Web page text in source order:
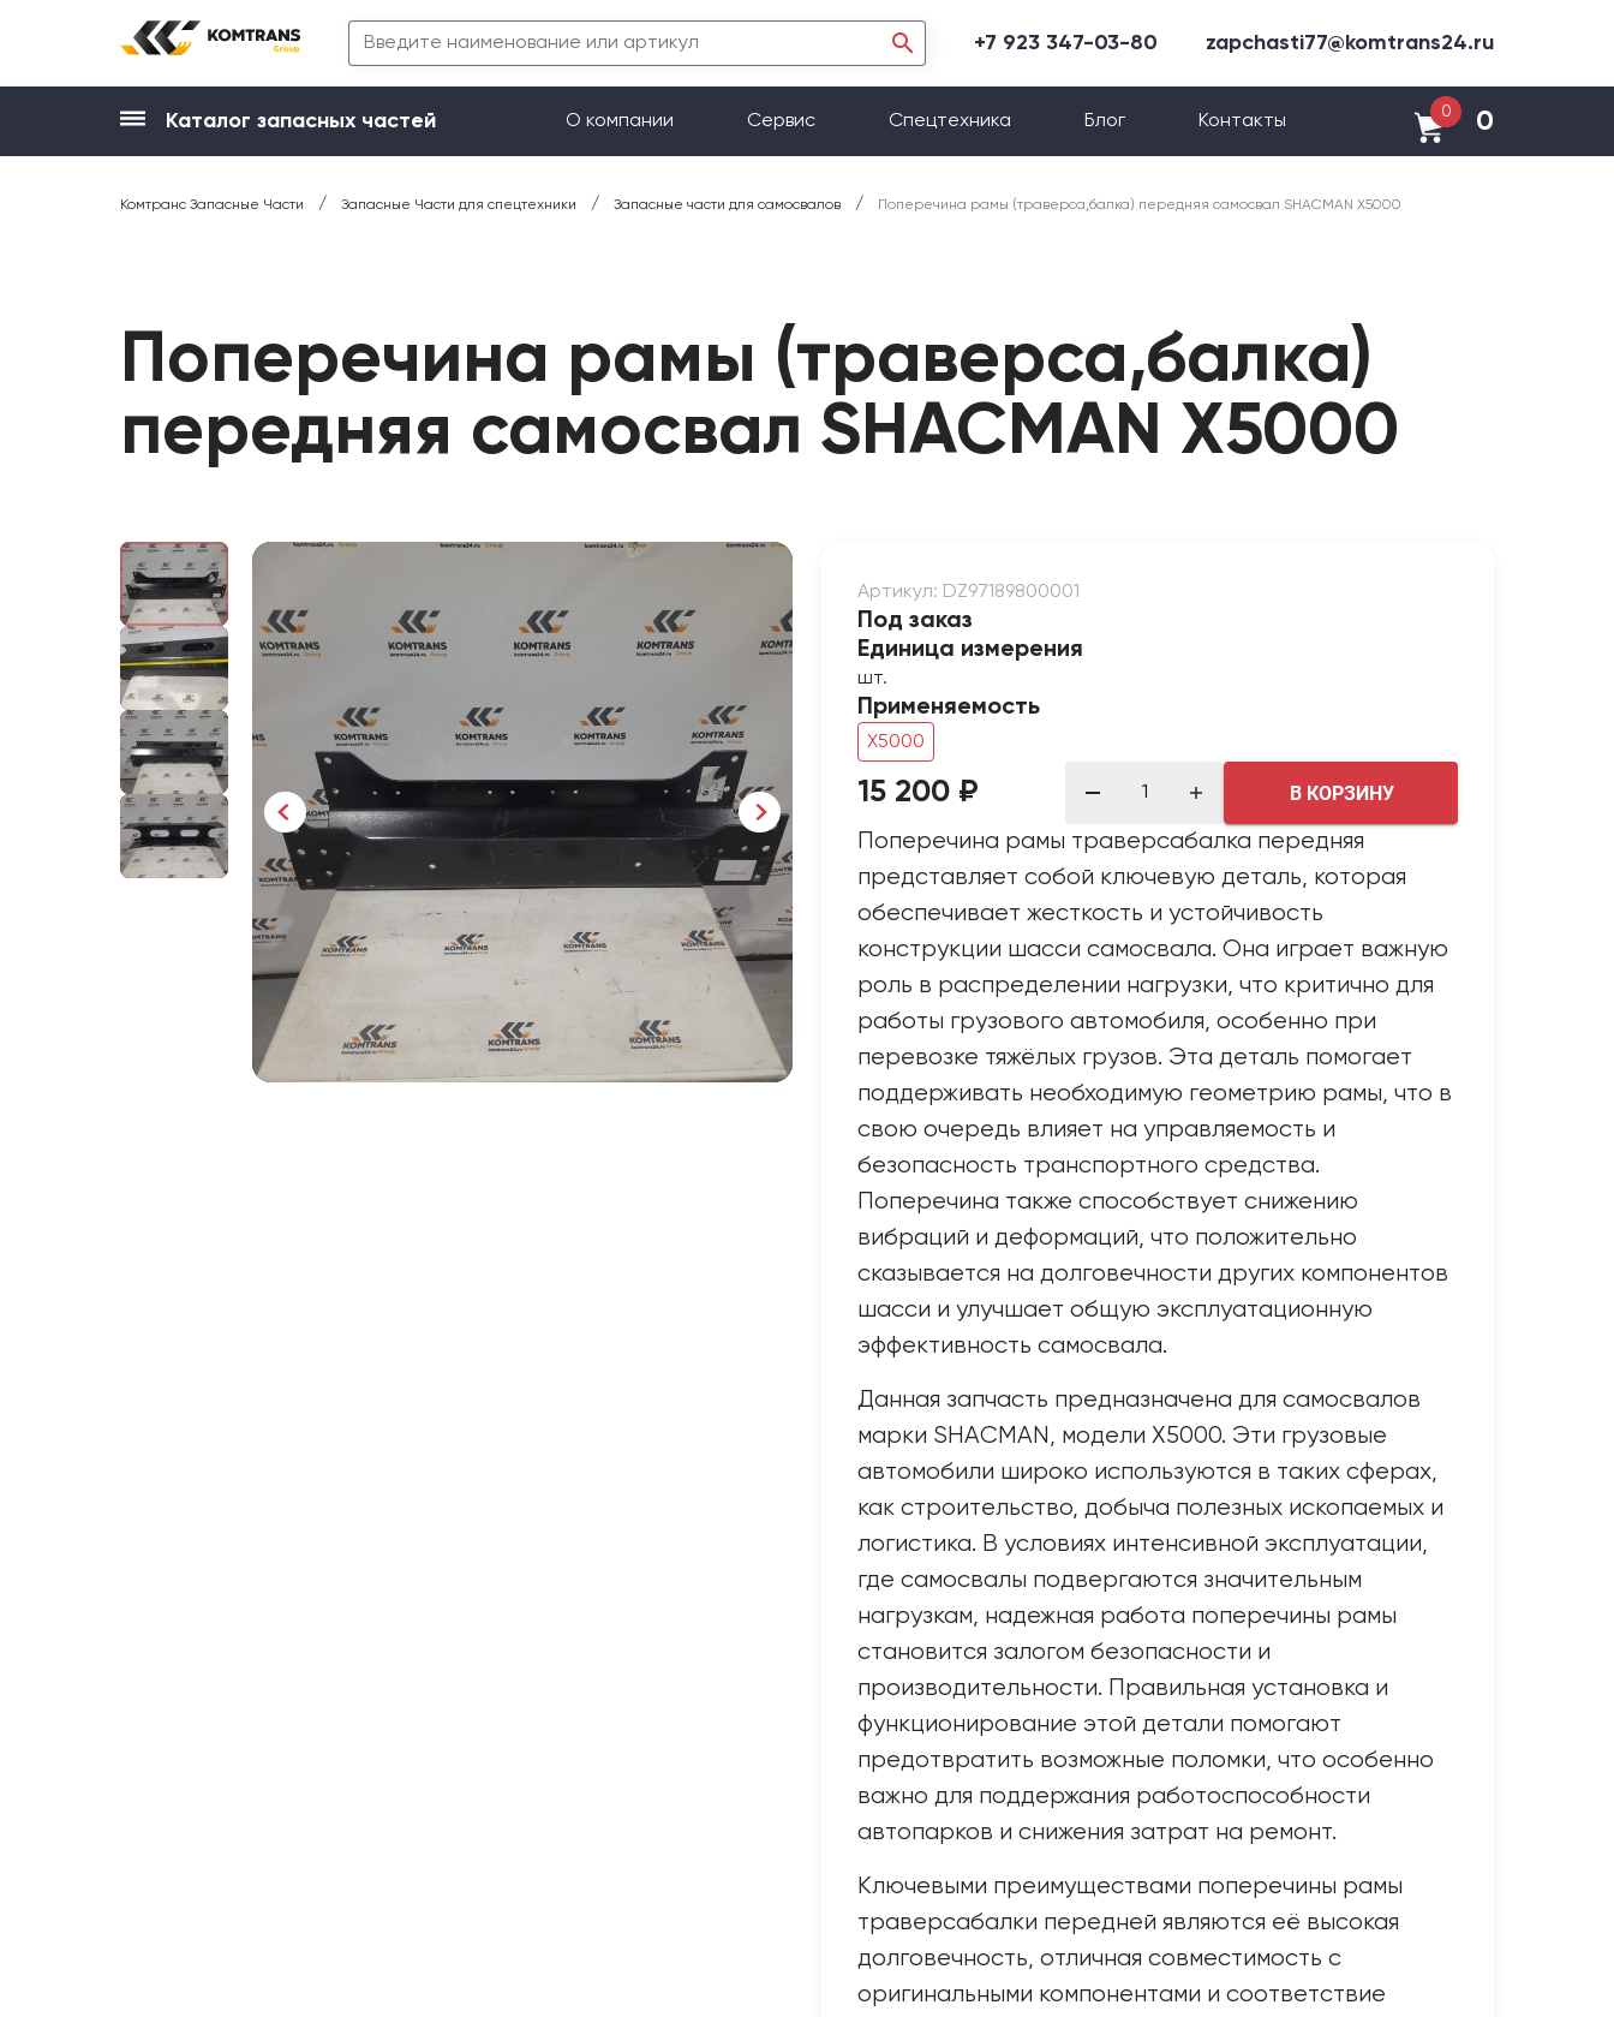
+7 923 347-03-80 zapchasti77@komtrans24.ru
Каталог запасных частей О компании Сервис Спецтехника Блог Контакты
0 0
Комтранс Запасные Части / Запасные Части для спецтехники / Запасные части для самосвалов / Поперечина рамы (траверса,балка) передняя самосвал SHACMAN X5000
Поперечина рамы (траверса,балка)
передняя самосвал SHACMAN X5000
Артикул: DZ97189800001
Под заказ
Единица измерения
шт.
Применяемость
X5000
15 200 ₽ В КОРЗИНУ
Поперечина рамы траверсабалка передняя
представляет собой ключевую деталь, которая
обеспечивает жесткость и устойчивость
конструкции шасси самосвала. Она играет важную
роль в распределении нагрузки, что критично для
работы грузового автомобиля, особенно при
перевозке тяжёлых грузов. Эта деталь помогает
поддерживать необходимую геометрию рамы, что в
свою очередь влияет на управляемость и
безопасность транспортного средства.
Поперечина также способствует снижению
вибраций и деформаций, что положительно
сказывается на долговечности других компонентов
шасси и улучшает общую эксплуатационную
эффективность самосвала.
Данная запчасть предназначена для самосвалов
марки SHACMAN, модели X5000. Эти грузовые
автомобили широко используются в таких сферах,
как строительство, добыча полезных ископаемых и
логистика. В условиях интенсивной эксплуатации,
где самосвалы подвергаются значительным
нагрузкам, надежная работа поперечины рамы
становится залогом безопасности и
производительности. Правильная установка и
функционирование этой детали помогают
предотвратить возможные поломки, что особенно
важно для поддержания работоспособности
автопарков и снижения затрат на ремонт.
Ключевыми преимуществами поперечины рамы
траверсабалки передней являются её высокая
долговечность, отличная совместимость с
оригинальными компонентами и соответствие